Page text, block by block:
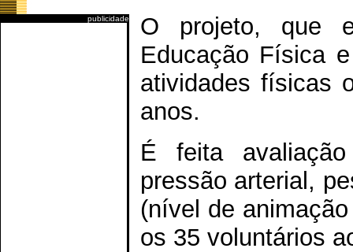
publicidade
O projeto, que
Educação Física
atividades físicas
anos.
É feita
pressão arterial,
(nível de
os 35 voluntários